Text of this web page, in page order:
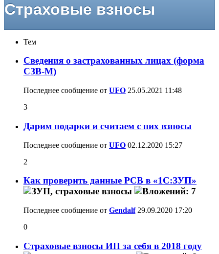
Страховые взносы
Тем
Сведения о застрахованных лицах (форма
СЗВ-М)
Последнее сообщение от UFO 25.05.2021 11:48
3
Дарим подарки и считаем с них взносы
Последнее сообщение от UFO 02.12.2020 15:27
2
Как проверить данные РСВ в «1С:ЗУП»
Последнее сообщение от Gendalf29.09.2020 17:20
0
Страховые взносы ИП за себя в 2018 году